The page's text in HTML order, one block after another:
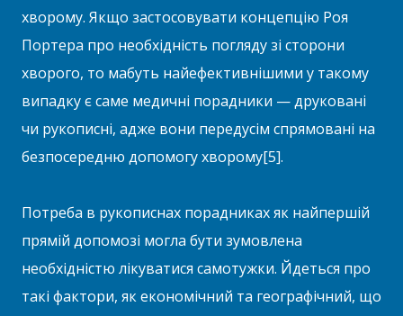
хворому. Якщо застосовувати концепцію Роя
Портера про необхідність погляду зі сторони
хворого, то мабуть найефективнішими у такому
випадку є саме медичні порадники — друковані
чи рукописні, адже вони передусім спрямовані на
безпосередню допомогу хворому[5].
Потреба в рукописнах порадниках як найпершій
прямій допомозі могла бути зумовлена
необхідністю лікуватися самотужки. Йдеться про
такі фактори, як економічний та географічний, що